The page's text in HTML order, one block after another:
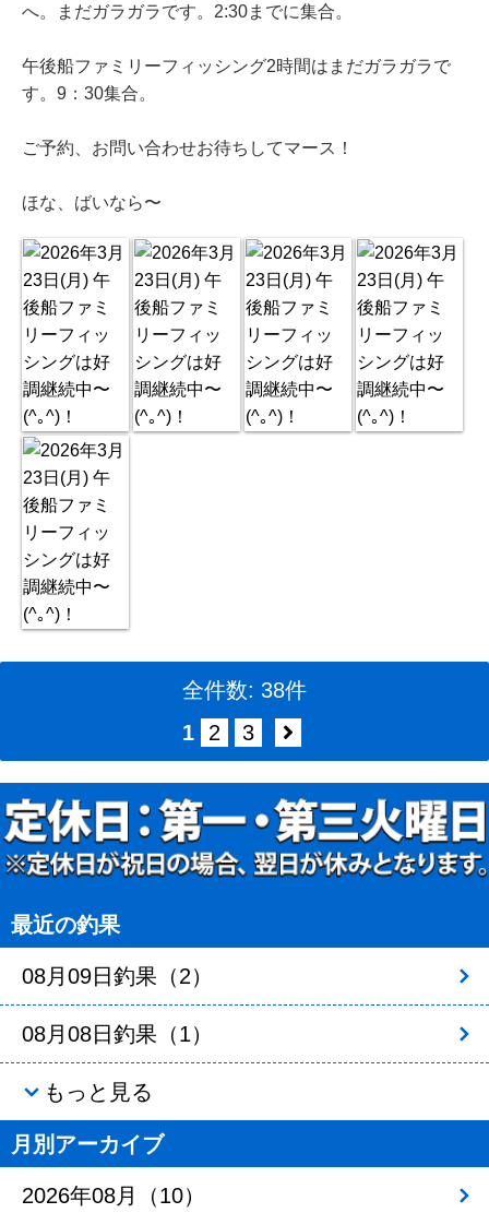
へ。まだガラガラです。2:30までに集合。
午後船ファミリーフィッシング2時間はまだガラガラで
す。9：30集合。
ご予約、お問い合わせお待ちしてマース！
ほな、ばいなら〜
全件数: 38件
1
2 3
最近の釣果
08月09日釣果（2）
08月08日釣果（1）
もっと見る
月別アーカイブ
2026年08月（10）